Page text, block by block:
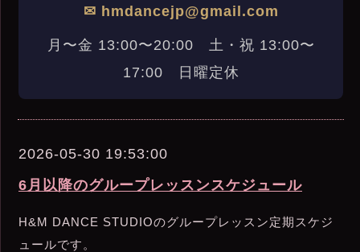
✉ hmdancejp@gmail.com
月〜金 13:00〜20:00 土・祝 13:00〜
17:00 日曜定休
2026-05-30 19:53:00
6月以降のグループレッスンスケジュール
H&M DANCE STUDIOのグループレッスン定期スケジ
ュールです。